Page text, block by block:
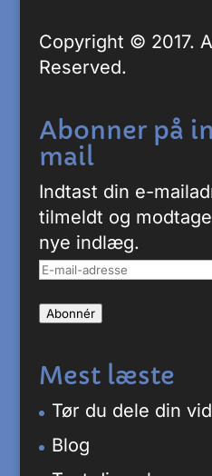
Copyright © 2017.
Reserved.
Abonner på
mail
Indtast din e-
tilmeldt og
nye indlæg.
E-
adresse
Abonnér
Mest læste
Tør du dele din
Blog